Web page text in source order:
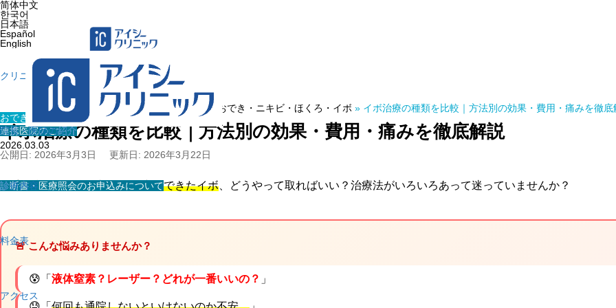
简体中文
한국어
日本語
Español
English
クリニック紹介
連携医院のご紹介
診断書・医療照会のお申込みについて
院長・医師の紹介
診療内容
料金表
アクセス
ホーム 医療コラム » おでき・ニキビ・ほくろ・イボ » イボ治療の種類を比較｜方法別の効果・費用・痛みを徹底
おでき・ニキビ・ほくろ・イボ
イボ治療の種類を比較｜方法別の効果・費用・痛みを徹底解説
2026.03.03
公開日: 2026年3月3日
更新日: 2026年3月22日
⚡手や指・足の裏・顔など、突然できたイボ 、どうやって取ればいい？治療法がいろいろあって迷っていませんか？
🚨 こんな悩みありませんか？
😰「 液体窒素？レーザー？どれが一番いいの？ 」